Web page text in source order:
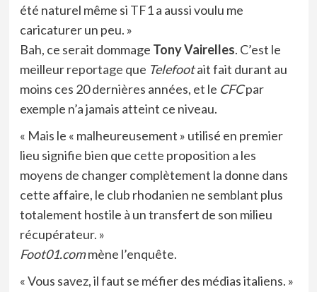
été naturel même si TF1 a aussi voulu me
caricaturer un peu. »
Bah, ce serait dommage Tony Vairelles. C’est le
meilleurreportage que Telefootait fait durant au
moins ces 20 dernières années, et le CFCpar
exemple n’a jamais atteint ce niveau.
« Mais le « malheureusement » utilisé en premier
lieu signifie bien que cette proposition a les
moyens de changer complètement la donne dans
cette affaire, le club rhodanien ne semblant plus
totalement hostile à un transfert de son milieu
récupérateur. »
Foot01.commène l’enquête.
« Vous savez, il faut se méfier des médias italiens. »